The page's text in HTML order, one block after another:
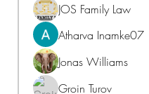
JOS Family Law
Atharva Inamke07
Jonas Williams
Groin Turov